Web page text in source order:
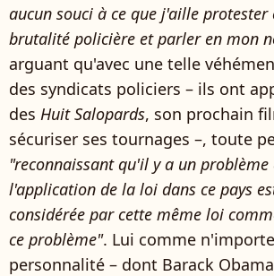
aucun souci à ce que j'aille protester
brutalité policière et parler en mon
arguant qu'avec une telle
des syndicats policiers – ils ont
des Huit Salopards, son prochain
sécuriser ses tournages –, toute
"reconnaissant qu'il y a un problème
l'application de la loi dans ce pays
considérée par cette même loi
ce problème". Lui comme
personnalité – dont Barack